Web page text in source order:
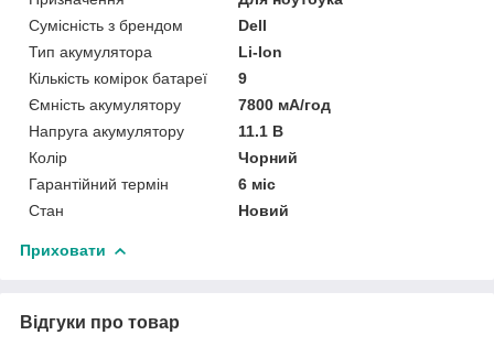
Сумісність з брендом
Dell
Тип акумулятора
Li-Ion
Кількість комірок батареї
9
Ємність акумулятору
7800 мА/год
Напруга акумулятору
11.1 В
Колір
Чорний
Гарантійний термін
6 міс
Стан
Новий
Приховати
Відгуки про товар